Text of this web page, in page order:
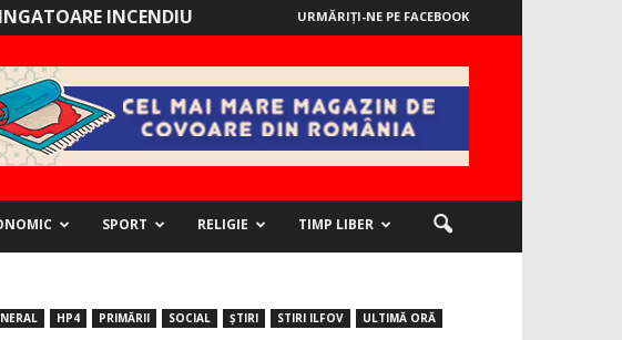
INCENDIU URMĂRIȚI-NE PE FACEBOOK
SPORT RELIGIE TIMP LIBER
HP4 PRIMĂRII SOCIAL ȘTIRI STIRI ILFOV ULTIMĂ ORĂ